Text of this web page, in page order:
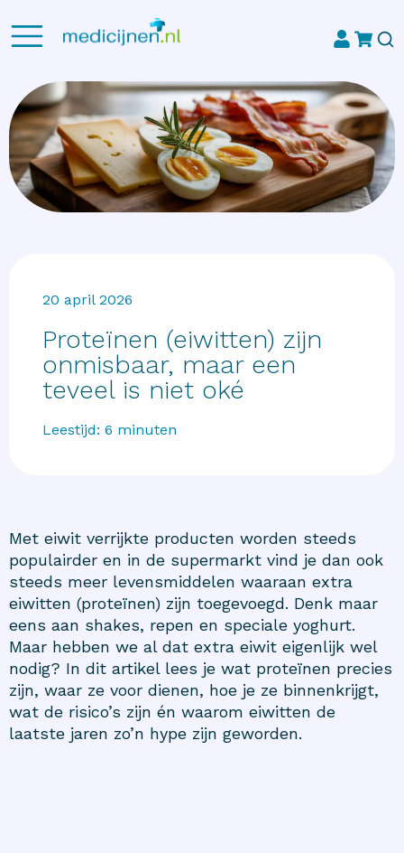
20 april 2026
Proteïnen (eiwitten) zijn
onmisbaar, maar een
teveel is niet oké
Leestijd:6 minuten
Met eiwit verrijkte producten worden steeds
populairder en in de supermarkt vind je dan ook
steeds meer levensmiddelen waaraan extra
eiwitten (proteïnen) zijn toegevoegd. Denk maar
eens aan shakes, repen en speciale yoghurt.
Maar hebben we al dat extra eiwit eigenlijk wel
nodig? In dit artikel lees je wat proteïnen precies
zijn, waar ze voor dienen, hoe je ze binnenkrijgt,
wat de risico’s zijn én waarom eiwitten de
laatste jaren zo’n hype zijn geworden.